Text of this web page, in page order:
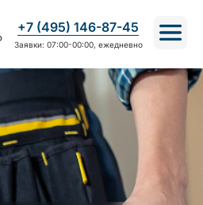
+7 (495) 146-87-45
Заявки: 07:00-00:00, ежедневно